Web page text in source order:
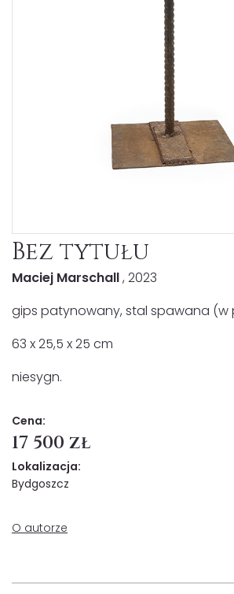
Bez tytułu
Maciej Marschall, 2023
gips patynowany, stal spawana (w
63 x 25,5 x 25 cm
niesygn.
Cena:
17 500 zł
Lokalizacja:
Bydgoszcz
O autorze